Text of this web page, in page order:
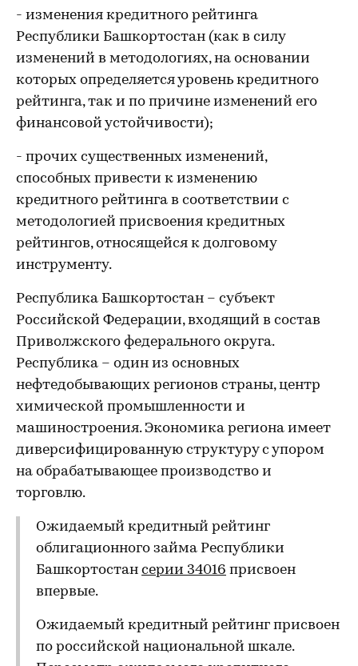
- изменения кредитного рейтинга
Республики Башкортостан (как в силу
изменений в методологиях, на основании
которых определяется уровень кредитного
рейтинга, так и по причине изменений его
финансовой устойчивости);
- прочих существенных изменений,
способных привести к изменению
кредитного рейтинга в соответствии с
методологией присвоения кредитных
рейтингов, относящейся к долговому
инструменту.
Республика Башкортостан – субъект
Российской Федерации, входящий в состав
Приволжского федерального округа.
Республика – один из основных
нефтедобывающих регионов страны, центр
химической промышленности и
машиностроения. Экономика региона имеет
диверсифицированную структуру с упором
на обрабатывающее производство и
торговлю.
Ожидаемый кредитный рейтинг
облигационного займа Республики
Башкортостан серии 34016 присвоен
впервые.
Ожидаемый кредитный рейтинг присвоен
по российской национальной шкале.